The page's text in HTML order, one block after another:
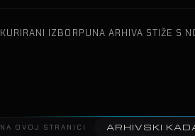
KURIRANI IZBORPUNA ARHIVA STIŽE S
NA OVOJ STRANICI ARHIVSKI